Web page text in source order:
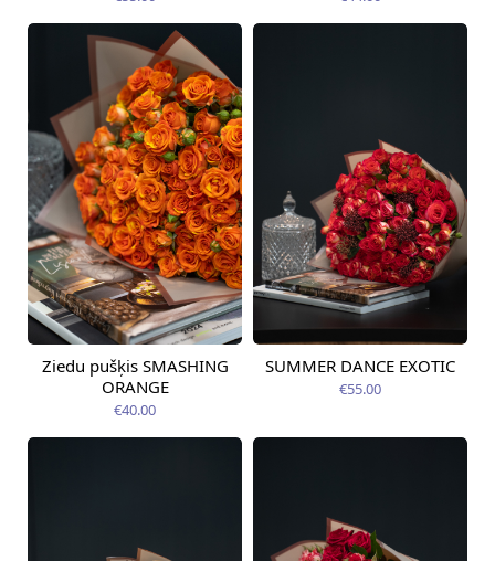
Pieejama no
09.08.2026
Ziedu pušķis SMASHING
ORANGE
€40.00
Pieejams šodien
SUMMER DANCE EXOTIC
€55.00